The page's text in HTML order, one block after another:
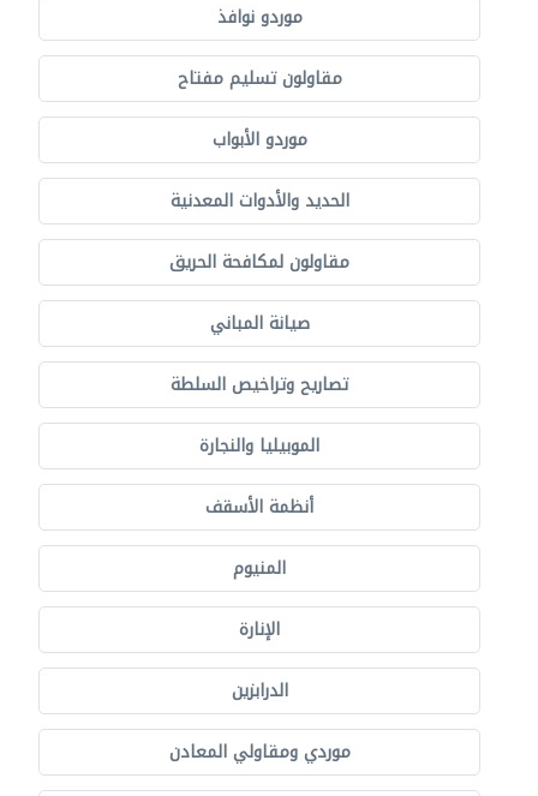
موردو نوافذ
مقاولون تسليم مفتاح
موردو الأبواب
الحديد والأدوات المعدنية
مقاولون لمكافحة الحريق
صيانة المباني
تصاريح وتراخيص السلطة
الموبيليا والنجارة
أنظمة الأسقف
المنيوم
الإنارة
الدرابزين
موردي ومقاولي المعادن